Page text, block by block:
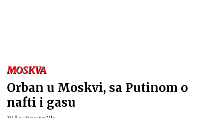
MOSKVA
Orban u Moskvi, sa Putinom o
nafti i gasu